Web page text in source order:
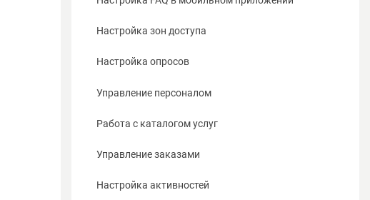
Экспонентам
Преимущества для Экспонентов
Организаторам
Посетителям
Как работает комплекс для экспонента
Как работает комплекс для организатора
Настройка зон доступа
Настройка опросов
Управление персоналом
Работа с каталогом услуг
Управление заказами
Настройка активностей